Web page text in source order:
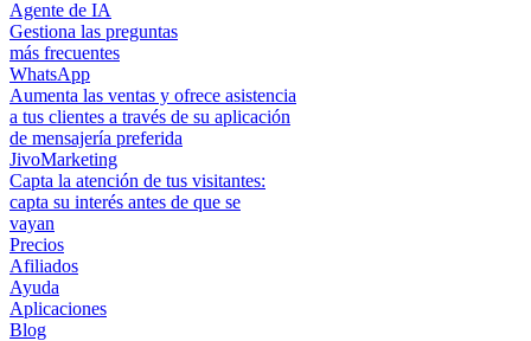
Agente de IA
Gestiona las preguntas
más frecuentes
WhatsApp
Aumenta las ventas y ofrece asistencia
a tus clientes a través de su aplicación
de mensajería preferida
JivoMarketing
Capta la atención de tus visitantes:
capta su interés antes de que se
vayan
Precios
Afiliados
Ayuda
Aplicaciones
Blog